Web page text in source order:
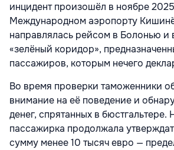
инцидент произошёл в ноябре
Международном аэропорту
направлялась рейсом в Болонью и
«зелёный коридор»,
пассажиров, которым нечего
Во время проверки таможенники
внимание на её поведение и
денег, спрятанных в бюстгальтере.
пассажирка продолжала
сумму менее 10 тысяч евро —